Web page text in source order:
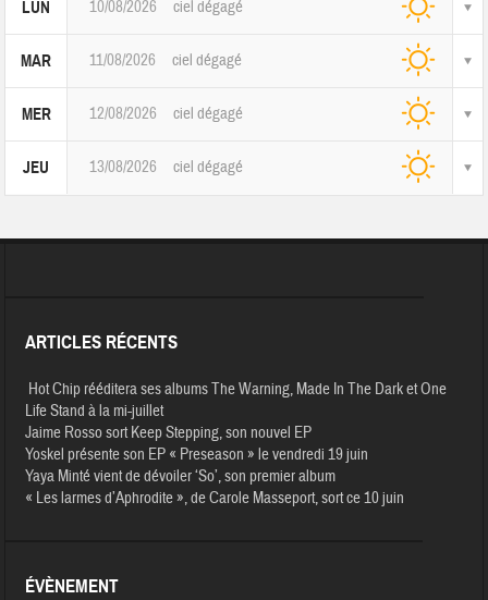
LUN 10/08/2026 ciel dégagé
MAR 11/08/2026 ciel dégagé
MER 12/08/2026 ciel dégagé
JEU 13/08/2026 ciel dégagé
ARTICLES RÉCENTS
Hot Chip rééditera ses albums The Warning, Made In The Dark et One
Life Stand à la mi-juillet
Jaime Rosso sort Keep Stepping, son nouvel EP
Yoskel présente son EP « Preseason » le vendredi 19 juin
Yaya Minté vient de dévoiler ‘So’, son premier album
« Les larmes d’Aphrodite », de Carole Masseport, sort ce 10 juin
ÉVÈNEMENT